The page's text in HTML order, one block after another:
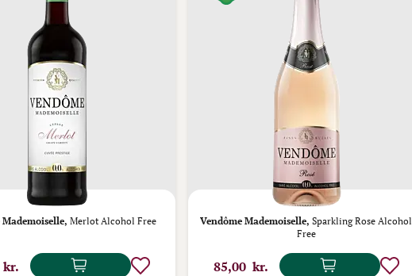
Mademoiselle, Merlot Alcohol Free Vendôme Mademoiselle, Sparkling Rose Alcohol
Free
85,00 kr.